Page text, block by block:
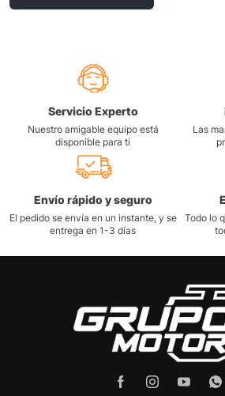
Servicio Experto
Nuestro amigable equipo está
disponible para ti
Las
Envío rápido y seguro
El pedido se envía en un instante, y se
entrega en 1-3 días
Todo lo